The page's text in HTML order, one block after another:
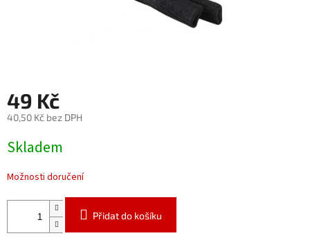
49 Kč
40,50 Kč bez DPH
cena:
Skladem
Možnosti doručení
Přidat do košíku